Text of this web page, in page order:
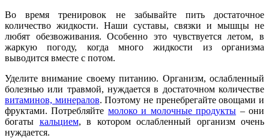
Во время тренировок не забывайте пить достаточное
количество жидкости. Наши суставы, связки и мышцы не
любят обезвоживания. Особенно это чувствуется летом, в
жаркую погоду, когда много жидкости из организма
выводится вместе с потом.
Уделите внимание своему питанию. Организм, ослабленный
болезнью или травмой, нуждается в достаточном количестве
витаминов, минералов. Поэтому не пренебрегайте овощами и
фруктами. Потребляйте молоко и молочные продукты – они
богаты кальцием, в котором ослабленный организм очень
нуждается.